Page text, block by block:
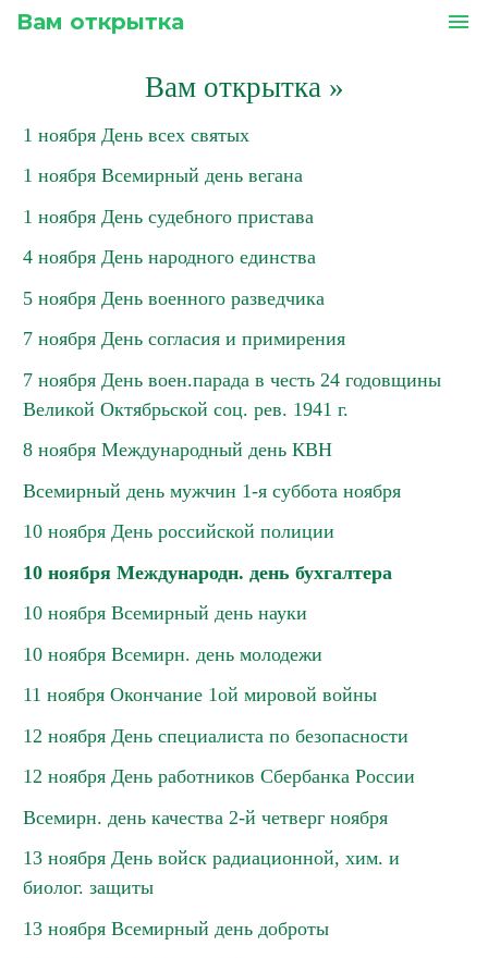
Вам открытка menu
Вам открытка»
1 ноября День всех святых
1 ноября Всемирный день вегана
1 ноября День судебного пристава
4 ноября День народного единства
5 ноября День военного разведчика
7 ноября День согласия и примирения
7 ноября День воен.парада в честь 24 годовщины
Великой Октябрьской соц. рев. 1941 г.
8 ноября Международный день КВН
Всемирный день мужчин 1-я суббота ноября
10 ноября День российской полиции
10 ноября Международн. день бухгалтера
10 ноября Всемирный день науки
10 ноября Всемирн. день молодежи
11 ноября Окончание 1ой мировой войны
12 ноября День специалиста по безопасности
12 ноября День работников Сбербанка России
Всемирн. день качества 2-й четверг ноября
13 ноября День войск радиационной, хим. и
биолог. защиты
13 ноября Всемирный день доброты